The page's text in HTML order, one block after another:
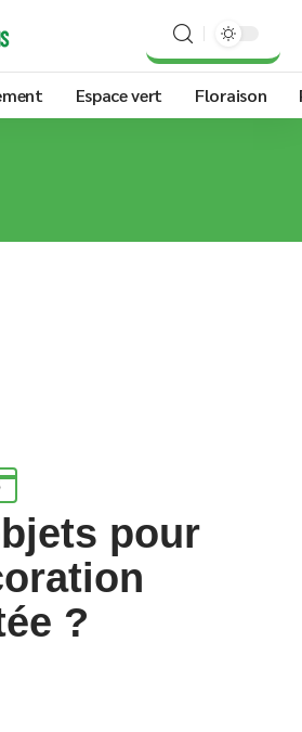
Espace vert Floraison
pour
?